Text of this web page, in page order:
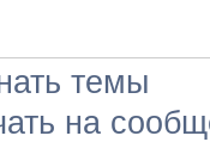
темы
на